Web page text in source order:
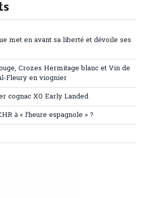
met en avant sa liberté et dévoile ses
Crozes Hermitage blanc et Vin de
Fleury en viognier
cognac XO Early Landed
à « l’heure espagnole » ?